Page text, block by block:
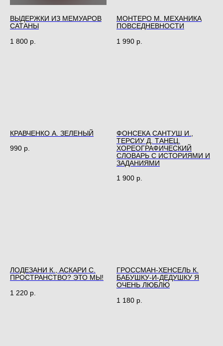
ВЫДЕРЖКИ ИЗ МЕМУАРОВ
САТАНЫ
1 800 р.
МОНТЕРО М. МЕХАНИКА
ПОВСЕДНЕВНОСТИ
1 990 р.
КРАВЧЕНКО А. ЗЕЛЕНЫЙ
990 р.
ФОНСЕКА САНТУШ И.,
ТЕРСИУ Д. ТАНЕЦ.
ХОРЕОГРАФИЧЕСКИЙ
СЛОВАРЬ С ИСТОРИЯМИ И
ЗАДАНИЯМИ
1 900 р.
ЛОДЕЗАНИ К., АСКАРИ С.
ПРОСТРАНСТВО? ЭТО МЫ!
1 220 р.
ГРОССМАН-ХЕНСЕЛЬ К.
БАБУШКУ-И-ДЕДУШКУ Я
ОЧЕНЬ ЛЮБЛЮ
1 180 р.